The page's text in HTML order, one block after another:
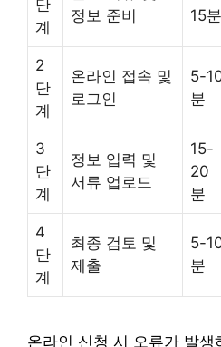
단
계
정보 준비
15분
2
단
계
온라인 접속 및
로그인
5-
분
3
단
계
정보 입력 및
서류 업로드
15-
20
분
4
단
계
최종 검토 및
제출
5-
분
온라인 신청 시 오류가 발생